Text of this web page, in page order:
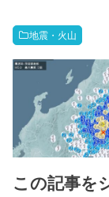
地震・火山
この記事を